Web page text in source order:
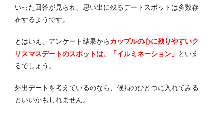
いった回答が見られ、思い出に残るデートスポットは多数存
在するようです。
とはいえ、アンケート結果からカップルの心に残りやすいク
リスマスデートのスポットは、「イルミネーション」 といえ
るでしょう。
外出デートを考えているのなら、候補のひとつに入れてみる
といいかもしれません。